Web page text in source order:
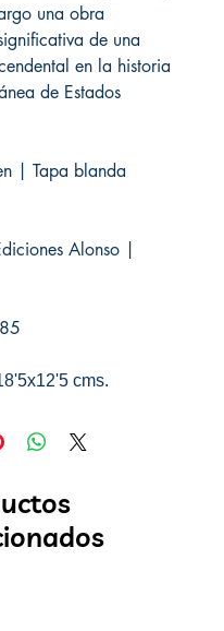
una obra
de una
en la historia
de Estados
| Tapa blanda
Alonso |
cms.